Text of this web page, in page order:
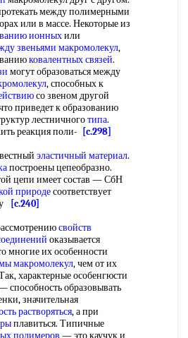
между полимерными
или в массе. Некоторые из
ионныхили
звеньями макромолекул,
ковалентных связей.
могут образоваться между
, способных к
со звеном другой
приведет к образованию
лестничноготипа.
реакция поли-
[c.298]
эластичный материал.
построены цепеобразно.
цепи имеет состав — СбН
природесоответствует
[c.240]
свойств
оказывается
многие их особенности
макромолекул, чем от их
характерные особенгюсти
способность образовывать
значительная
растворяться, а при
плавиться. Типичные
полимеров — это каучук и